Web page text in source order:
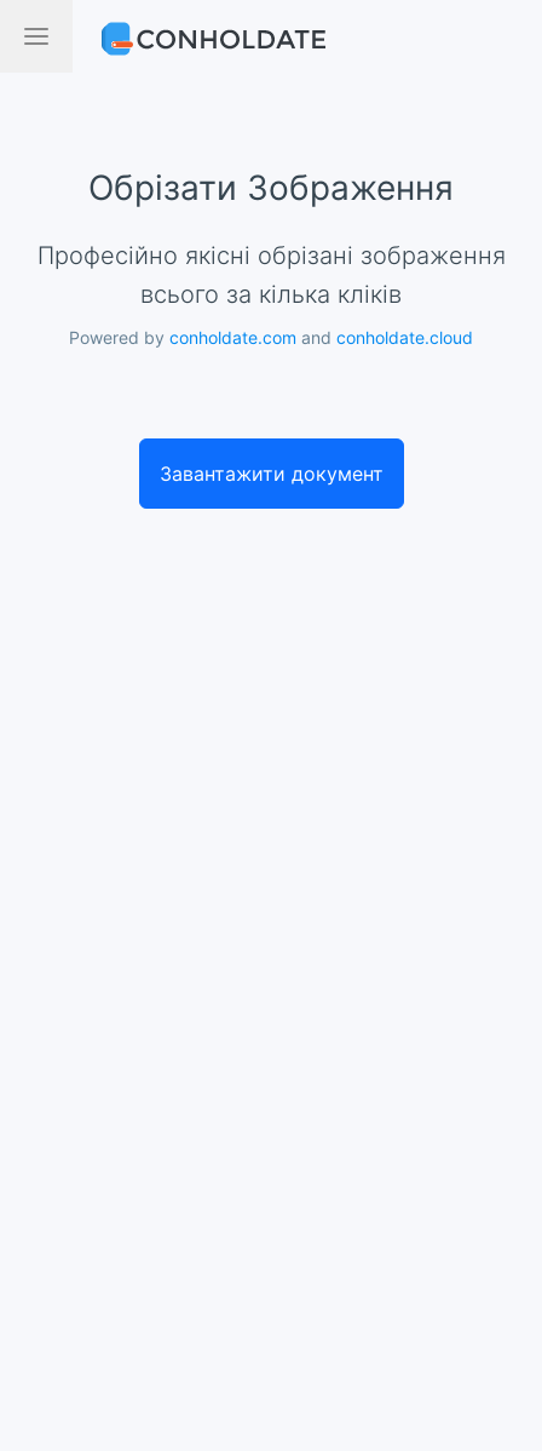
Обрізати Зображення
Професійно якісні обрізані зображення
всього за кілька кліків
Powered by conholdate.com and conholdate.cloud
Завантажити документ